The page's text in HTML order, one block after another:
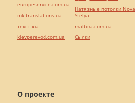
О проекте
europeservice.com.ua
mk-translations.ua
текст юа
kievperevod.com.ua
Натяжные потолки Nova
Stelya
maltina.com.ua
Cылки